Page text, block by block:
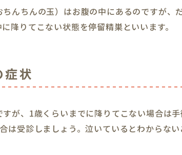
んちんの玉）はお腹の中にあるのですが
降りてこない状態を停留精巣といいます。
状
が、1歳くらいまでに降りてこない場合は
は受診しましょう。泣いているとわからない